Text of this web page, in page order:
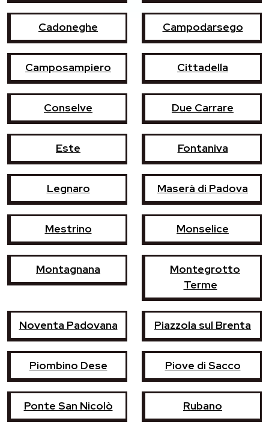
Cadoneghe Campodarsego
Camposampiero Cittadella
Conselve Due Carrare
Este Fontaniva
Legnaro Maserà di Padova
Mestrino Monselice
Montagnana
Montegrotto
Terme
Noventa Padovana Piazzola sul Brenta
Piombino Dese Piove di Sacco
Ponte San Nicolò Rubano